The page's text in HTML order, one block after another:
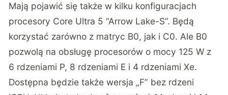
Mają pojawić się także w kilku konfiguracjach
procesory Core Ultra 5 “Arrow Lake-S”. Będą
korzystać zarówno z matryc B0, jak i C0. Ale B0
pozwolą na obsługę procesorów o mocy 125 W z
6 rdzeniami P, 8 rdzeniami E i 4 rdzeniami Xe.
Dostępna będzie także wersja „F” bez rdzeni